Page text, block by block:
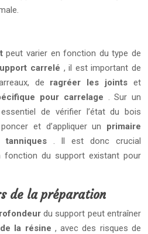
peut varier en fonction du type de
carrelé , il est important de
de ragréer les joints et
pour carrelage . Sur un
de vérifier l’état du bois
et d’appliquer un primaire
tanniques . Il est donc crucial
fonction du support existant pour
de la préparation
du support peut entraîner
la résine , avec des risques de